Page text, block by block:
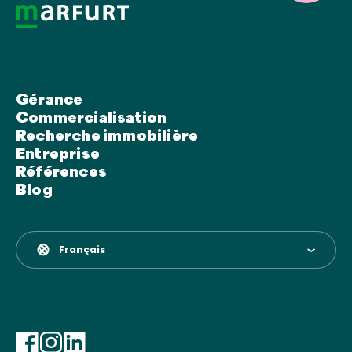
Gérance
Commercialisation
Recherche immobilière
Entreprise
Références
Blog
Français